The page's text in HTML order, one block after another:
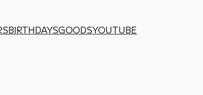
BIRTHDAYSGOODSYOUTUBE